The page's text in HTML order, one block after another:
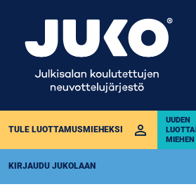
TULE LUOTTAMUSMIEHEKSI perm_identity
UUDEN
KIRJAUDU JUKOLAAN